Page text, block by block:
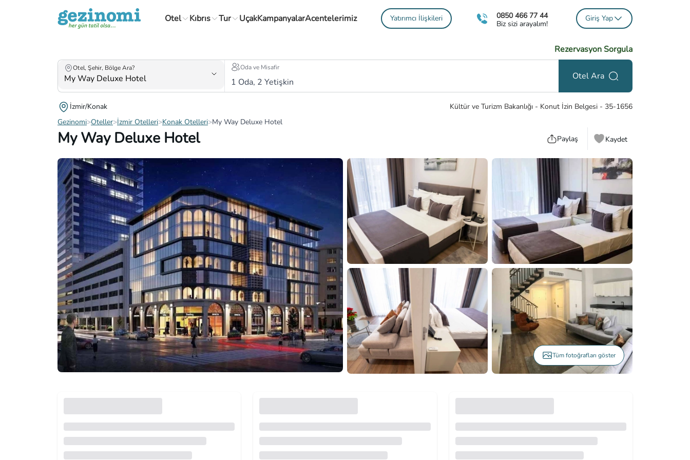
Otel Kıbrıs Tur UçakKampanyalarAcentelerimiz Yatırımcı İlişkileri
0850 466 77 44
Biz sizi arayalım!
Giriş Yap
Rezervasyon Sorgula
Otel, Şehir, Bölge Ara? Oda ve Misafir
1 Oda, 2 Yetişkin
Otel Ara
İzmir/Konak Kültür ve Turizm Bakanlığı - Konut İzin Belgesi - 35-1656
Gezinomi>Oteller>İzmir Otelleri>Konak Otelleri>My Way Deluxe Hotel
My Way Deluxe Hotel Paylaş Kaydet
Tüm fotoğrafları göster